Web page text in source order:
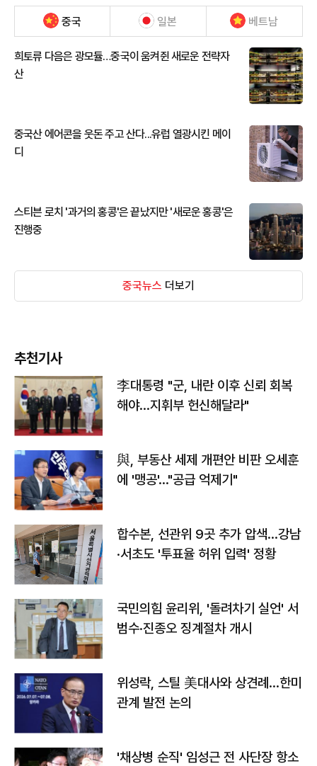
중국 일본 베트남
희토류 다음은 광모듈…중국이 움켜쥔 새로운 전략자
산
중국산 에어콘을 웃돈 주고 산다...유럽 열광시킨 메이
디
스티븐 로치 '과거의 홍콩'은 끝났지만 '새로운 홍콩'은
진행중
중국뉴스 더보기
추천기사
李대통령 "군, 내란 이후 신뢰 회복
해야…지휘부 헌신해달라"
與, 부동산 세제 개편안 비판 오세훈
에 '맹공'…"공급 억제기"
합수본, 선관위 9곳 추가 압색…강남
·서초도 '투표율 허위 입력' 정황
국민의힘 윤리위, '돌려차기 실언' 서
범수·진종오 징계절차 개시
위성락, 스틸 美대사와 상견례…한미
관계 발전 논의
'채상병 순직' 임성근 전 사단장 항소